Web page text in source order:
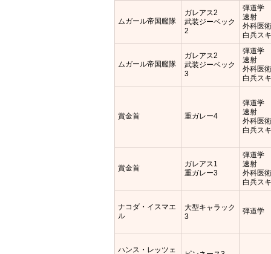
ムガール帝国艦隊
ガレアス2
武装ジーベック
2
弾道学
速射
外科医
白兵ス
ムガール帝国艦隊
ガレアス2
武装ジーベック
3
弾道学
速射
外科医
白兵ス
賞金首 重ガレー4
弾道学
速射
外科医
白兵ス
賞金首
ガレアス1
重ガレー3
弾道学
速射
外科医
白兵ス
ナコダ・イスマエ
ル
大型キャラック
3
弾道学
ハンス・レッツェ